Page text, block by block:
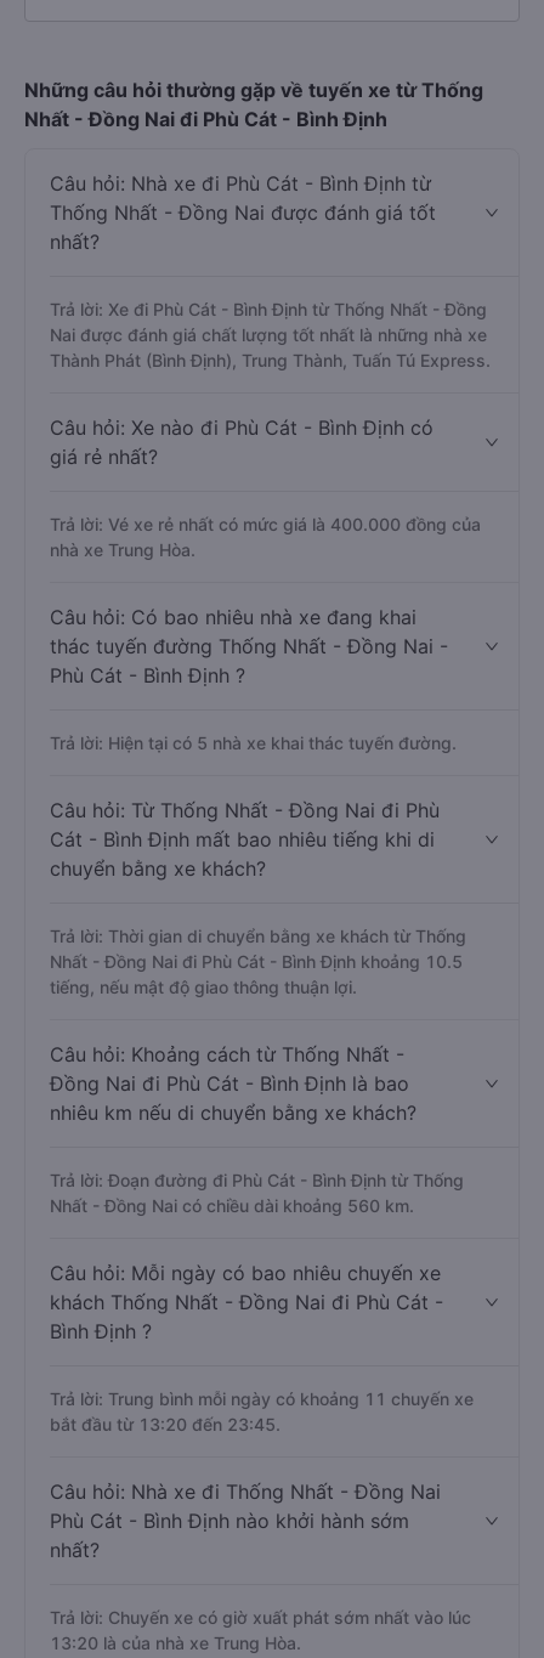
Những câu hỏi thường gặp về tuyến xe từ Thống
Nhất - Đồng Nai đi Phù Cát - Bình Định
Câu hỏi: Nhà xe đi Phù Cát - Bình Định từ
Thống Nhất - Đồng Nai được đánh giá tốt
nhất?
Trả lời: Xe đi Phù Cát - Bình Định từ Thống Nhất - Đồng
Nai được đánh giá chất lượng tốt nhất là những nhà xe
Thành Phát (Bình Định), Trung Thành, Tuấn Tú Express.
Câu hỏi: Xe nào đi Phù Cát - Bình Định có
giá rẻ nhất?
Trả lời: Vé xe rẻ nhất có mức giá là 400.000 đồng của
nhà xe Trung Hòa.
Câu hỏi: Có bao nhiêu nhà xe đang khai
thác tuyến đường Thống Nhất - Đồng Nai -
Phù Cát - Bình Định ?
Trả lời: Hiện tại có 5 nhà xe khai thác tuyến đường.
Câu hỏi: Từ Thống Nhất - Đồng Nai đi Phù
Cát - Bình Định mất bao nhiêu tiếng khi di
chuyển bằng xe khách?
Trả lời: Thời gian di chuyển bằng xe khách từ Thống
Nhất - Đồng Nai đi Phù Cát - Bình Định khoảng 10.5
tiếng, nếu mật độ giao thông thuận lợi.
Câu hỏi: Khoảng cách từ Thống Nhất -
Đồng Nai đi Phù Cát - Bình Định là bao
nhiêu km nếu di chuyển bằng xe khách?
Trả lời: Đoạn đường đi Phù Cát - Bình Định từ Thống
Nhất - Đồng Nai có chiều dài khoảng 560 km.
Câu hỏi: Mỗi ngày có bao nhiêu chuyến xe
khách Thống Nhất - Đồng Nai đi Phù Cát -
Bình Định ?
Trả lời: Trung bình mỗi ngày có khoảng 11 chuyến xe
bắt đầu từ 13:20 đến 23:45.
Câu hỏi: Nhà xe đi Thống Nhất - Đồng Nai
Phù Cát - Bình Định nào khởi hành sớm
nhất?
Trả lời: Chuyến xe có giờ xuất phát sớm nhất vào lúc
13:20 là của nhà xe Trung Hòa.